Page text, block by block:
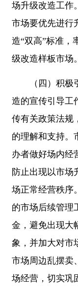
场升级改造工作
市场要优先进行
造“双高”标准，
级改造样板市场。
（四）积极引
造的宣传引导工
传有关政策法规
的理解和支持。
办者做好场内经
防止出现以市场
场正常经营秩序
的市场后续管理
金，避免出现大
象，并加大对市
市场周边乱摆卖
场经营，切实巩